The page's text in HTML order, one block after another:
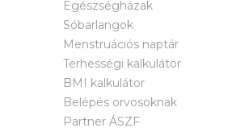
Egészségházak
Sóbarlangok
Menstruációs naptár
Terhességi kalkulátor
BMI kalkulátor
Belépés orvosoknak
Partner ÁSZF